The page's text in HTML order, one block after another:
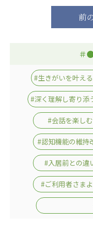
聖心美容クリニック
フォレストデンタルク
医療法人 共生会
松園病院介護医療院
松園第二病院
複合ケアセンターまつ
医療法人社団 鴻愛会
こうのす共生病院
OKP with Life クリニッ
こうのすナーシングホ
あげお共生の家
医療法人 京都翔医会
西京都病院
前
＃
#生きがいを叶え
#深く理解し寄り添
#会話を楽しむ
#認知機能の維持
#入居前との違
#ご利用者さま